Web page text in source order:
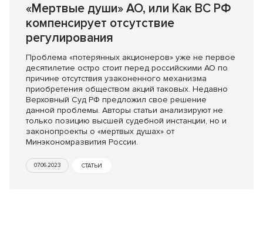
«Мертвые души» АО, или Как ВС РФ
компенсирует отсутствие
регулирования
Проблема «потерянных акционеров» уже не первое
десятилетие остро стоит перед российскими АО по
причине отсутствия узаконенного механизма
приобретения обществом акций таковых. Недавно
Верховный Суд РФ предложил свое решение
данной проблемы. Авторы статьи анализируют не
только позицию высшей судебной инстанции, но и
законопроекты о «мертвых душах» от
Минэкономразвития России.
07.06.2023 СТАТЬИ